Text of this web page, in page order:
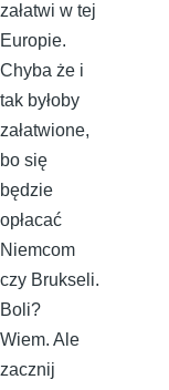
załatwi w tej
Europie.
Chyba że i
tak byłoby
załatwione,
bo się
będzie
opłacać
Niemcom
czy Brukseli.
Boli?
Wiem. Ale
zacznij